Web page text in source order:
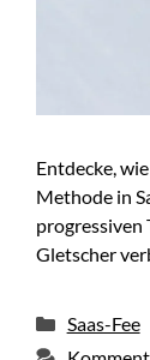
Entdecke,
Methode in
progressiven
Gletscher
Kategorien
Saas-Fee